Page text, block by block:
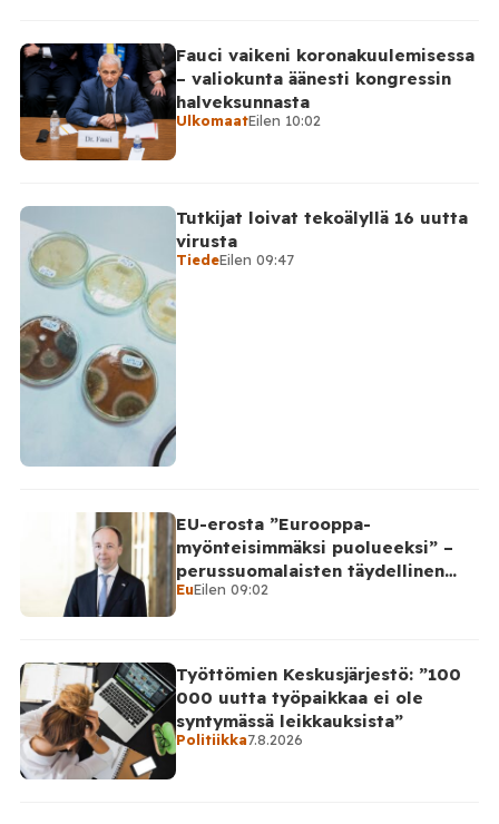
Fauci vaikeni koronakuulemisessa
– valiokunta äänesti kongressin
halveksunnasta
UlkomaatEilen 10:02
Tutkijat loivat tekoälyllä 16 uutta
virusta
TiedeEilen 09:47
EU-erosta ”Eurooppa-
myönteisimmäksi puolueeksi” –
perussuomalaisten täydellinen
takinkääntö
EuEilen 09:02
Työttömien Keskusjärjestö: ”100
000 uutta työpaikkaa ei ole
syntymässä leikkauksista”
Politiikka7.8.2026